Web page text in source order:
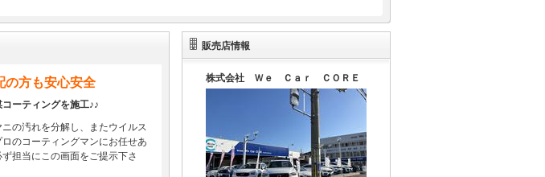
の方も安心安全
ーティングを施工♪♪
の汚れを分解し、またウイルス
のコーティングマンにお任せあ
担当にこの画面をご提示下さ
販売店情報
株式会社 Ｗｅ Ｃａｒ ＣＯＲＥ